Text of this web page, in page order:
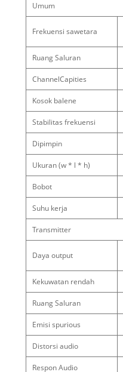
Umum
Frekuensi sawetara
Ruang Saluran
ChannelCapities
Kosok balene
Stabilitas frekuensi
Dipimpin
Ukuran (w * l * h)
Bobot
Suhu kerja
Transmitter
Daya output
Kekuwatan rendah
Ruang Saluran
Emisi spurious
Distorsi audio
Respon Audio